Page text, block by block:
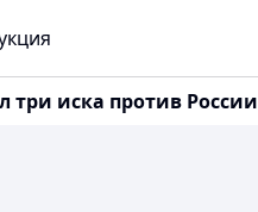
три иска против России